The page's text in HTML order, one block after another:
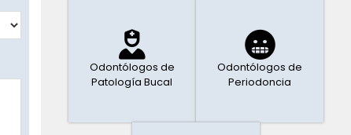
Odontólogos de
Patología Bucal
Odontólogos de
Periodoncia